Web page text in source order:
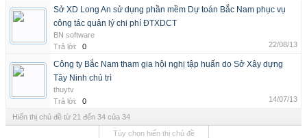
Sở XD Long An sử dụng phần mềm Dự toán Bắc Nam phục vụ
công tác quản lý chi phí ĐTXDCT
BN software
Trả lời:
0 22/08/13
Công ty Bắc Nam tham gia hội nghị tập huấn do Sở Xây dựng
Tây Ninh chủ trì
thuytv
Trả lời:
0 14/07/13
Hiển thị chủ đề từ 21 đến 34 của 34
Tùy chọn hiển thị chủ đề